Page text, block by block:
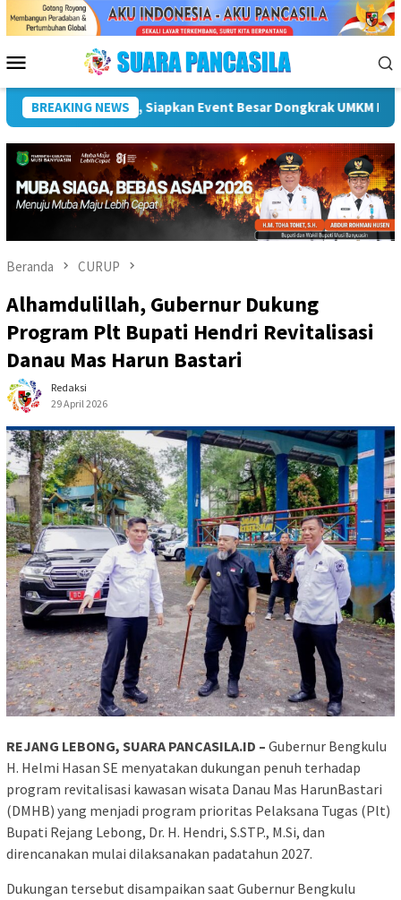
Menu
Mobile
BREAKING NEWS
Plt Bupati Hendri Dukung Percepatan Penyaluran
Beranda CURUP
Alhamdulillah, Gubernur Dukung
Program Plt Bupati Hendri Revitalisasi
Danau Mas Harun Bastari
Redaksi
29 April 2026
REJANG LEBONG, SUARA PANCASILA.ID – Gubernur Bengkulu
H. Helmi Hasan SE menyatakan dukungan penuh terhadap
program revitalisasi kawasan wisata Danau Mas HarunBastari
(DMHB) yang menjadi program prioritas Pelaksana Tugas (Plt)
Bupati Rejang Lebong, Dr. H. Hendri, S.STP., M.Si, dan
direncanakan mulai dilaksanakan padatahun 2027.
Dukungan tersebut disampaikan saat Gubernur Bengkulu